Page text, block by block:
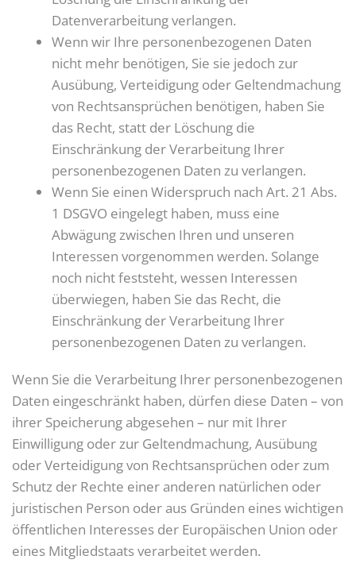
Datenverarbeitung verlangen.
Wenn wir Ihre personenbezogenen Daten
nicht mehr benötigen, Sie sie jedoch zur
Ausübung, Verteidigung oder Geltendmachung
von Rechtsansprüchen benötigen, haben Sie
das Recht, statt der Löschung die
Einschränkung der Verarbeitung Ihrer
personenbezogenen Daten zu verlangen.
Wenn Sie einen Widerspruch nach Art. 21 Abs.
1 DSGVO eingelegt haben, muss eine
Abwägung zwischen Ihren und unseren
Interessen vorgenommen werden. Solange
noch nicht feststeht, wessen Interessen
überwiegen, haben Sie das Recht, die
Einschränkung der Verarbeitung Ihrer
personenbezogenen Daten zu verlangen.
Wenn Sie die Verarbeitung Ihrer personenbezogenen
Daten eingeschränkt haben, dürfen diese Daten – von
ihrer Speicherung abgesehen – nur mit Ihrer
Einwilligung oder zur Geltendmachung, Ausübung
oder Verteidigung von Rechtsansprüchen oder zum
Schutz der Rechte einer anderen natürlichen oder
juristischen Person oder aus Gründen eines wichtigen
öffentlichen Interesses der Europäischen Union oder
eines Mitgliedstaats verarbeitet werden.